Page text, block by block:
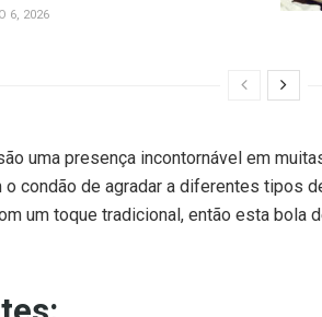
6, 2026
uma presença incontornável em
o condão de agradar a diferentes tipos
um toque tradicional, então esta bola